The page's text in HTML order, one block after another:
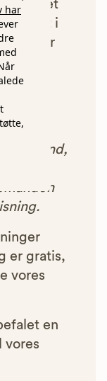
har
indgå et
vist i
der
har
vil
og
er gratis,
vores
en
vores